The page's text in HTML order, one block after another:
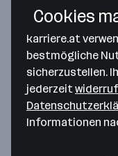
Bitte
Cookies
karriere.at
bestmögliche
sicherzustellen.
jederzeit
Informationen